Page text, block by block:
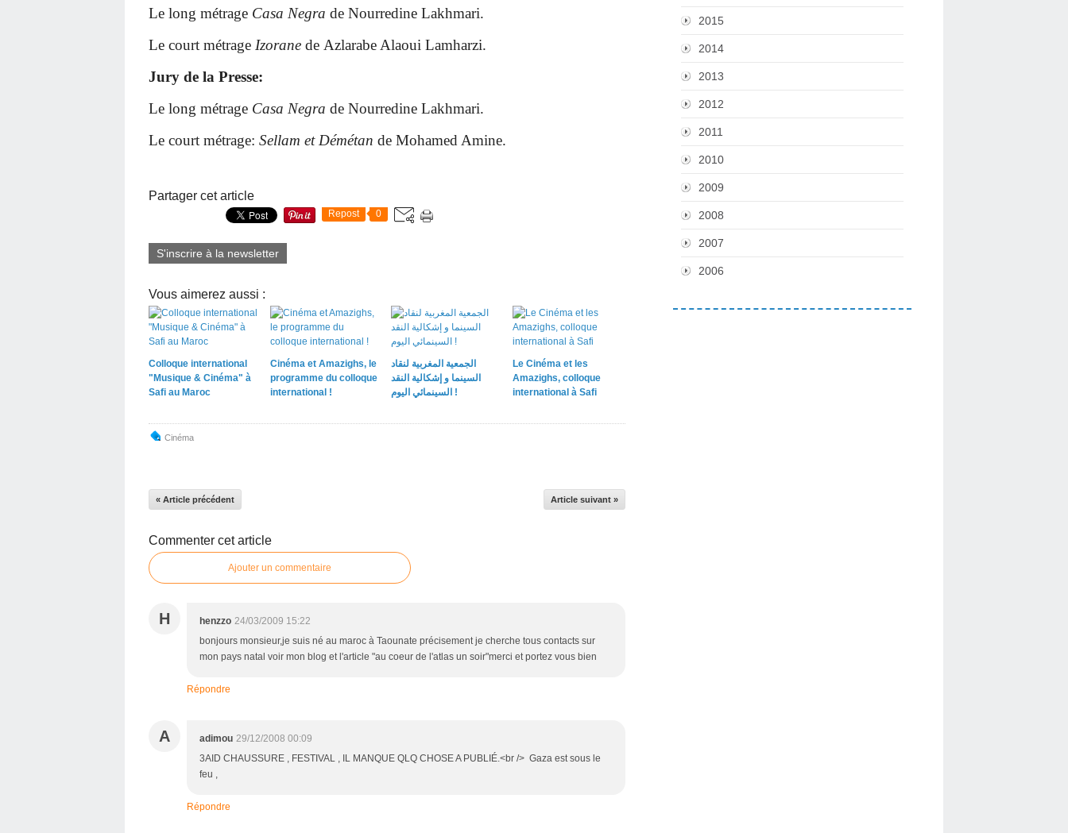
Le long métrage Casa Negra de Nourredine Lakhmari.
Le court métrage Izorane de Azlarabe Alaoui Lamharzi.
Jury de la Presse:
Le long métrage Casa Negra de Nourredine Lakhmari.
Le court métrage: Sellam et Démétan de Mohamed Amine.
Partager cet article
Repost 0
S'inscrire à la newsletter
Vous aimerez aussi :
Colloque international
"Musique & Cinéma" à
Safi au Maroc
Cinéma et Amazighs, le
programme du colloque
international !
الجمعية المغربية لنقاد
السينما و إشكالية النقد
السينمائي اليوم !
Le Cinéma et les
Amazighs, colloque
international à Safi
Cinéma
« Article précédent Article suivant »
Commenter cet article
Ajouter un commentaire
H henzzo 24/03/2009 15:22
bonjours monsieur,je suis né au maroc à Taounate précisement je cherche tous contacts sur
mon pays natal voir mon blog et l'article "au coeur de l'atlas un soir"merci et portez vous bien
Répondre
A adimou 29/12/2008 00:09
3AID CHAUSSURE , FESTIVAL , IL MANQUE QLQ CHOSE A PUBLIÉ.<br /> Gaza est sous le
feu ,
Répondre
2015
2014
2013
2012
2011
2010
2009
2008
2007
2006